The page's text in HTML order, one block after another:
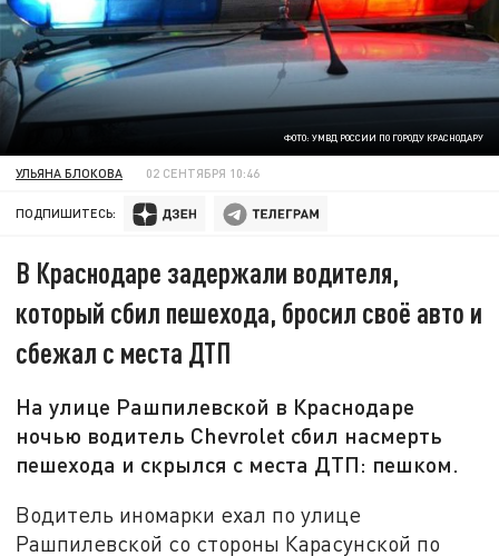
ФОТО: УМВД РОССИИ ПО ГОРОДУ КРАСНОДАРУ
УЛЬЯНА БЛОКОВА 02 СЕНТЯБРЯ 10:46
ПОДПИШИТЕСЬ:
В Краснодаре задержали водителя,
который сбил пешехода, бросил своё авто и
сбежал с места ДТП
На улице Рашпилевской в Краснодаре
ночью водитель Chevrolet сбил насмерть
пешехода и скрылся с места ДТП: пешком.
Водитель иномарки ехал по улице
Рашпилевской со стороны Карасунской по